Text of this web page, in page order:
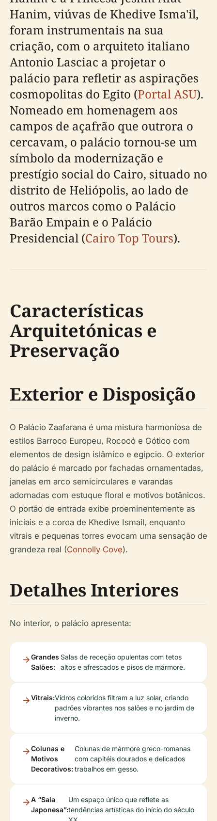
Hanim, viúvas de Khedive Isma'il,
foram instrumentais na sua
criação, com o arquiteto italiano
Antonio Lasciac a projetar o
palácio para refletir as aspirações
cosmopolitas do Egito (Portal ASU).
Nomeado em homenagem aos
campos de açafrão que outrora o
cercavam, o palácio tornou-se um
símbolo da modernização e
prestígio social do Cairo, situado no
distrito de Heliópolis, ao lado de
outros marcos como o Palácio
Barão Empain e o Palácio
Presidencial (Cairo Top Tours).
Características
Arquitetónicas e
Preservação
Exterior e Disposição
O Palácio Zaafarana é uma mistura harmoniosa de
estilos Barroco Europeu, Rococó e Gótico com
elementos de design islâmico e egípcio. O exterior
do palácio é marcado por fachadas ornamentadas,
janelas em arco semicirculares e varandas
adornadas com estuque floral e motivos botânicos.
O portão de entrada exibe proeminentemente as
iniciais e a coroa de Khedive Ismail, enquanto
vitrais e pequenas torres evocam uma sensação de
grandeza real (Connolly Cove).
Detalhes Interiores
No interior, o palácio apresenta:
Grandes
Salões:
Salas de receção opulentas com tetos
altos e afrescados e pisos de mármore.
Vitrais:Vidros coloridos filtram a luz solar, criando
padrões vibrantes nos salões e no jardim de
inverno.
Colunas e
Motivos
Decorativos:
Colunas de mármore greco-romanas
com capitéis dourados e delicados
trabalhos em gesso.
A “Sala
Japonesa”:
Um espaço único que reflete as
tendências artísticas do início do século